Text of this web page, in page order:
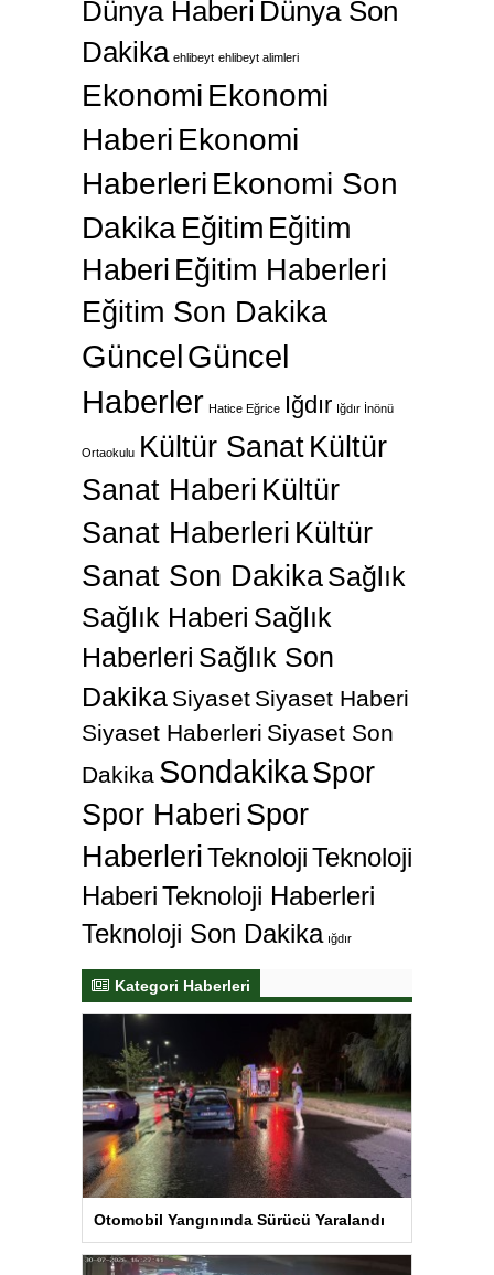
Dünya Haberi Dünya Son
Dakika ehlibeyt ehlibeyt alimleri
Ekonomi Ekonomi
Haberi Ekonomi
Haberleri Ekonomi Son
Dakika Eğitim Eğitim
Haberi Eğitim Haberleri
Eğitim Son Dakika
GüncelGüncel
Haberler Hatice Eğrice Iğdır Iğdır İnönü
Ortaokulu Kültür SanatKültür
Sanat Haberi Kültür
Sanat Haberleri Kültür
Sanat Son DakikaSağlık
Sağlık Haberi Sağlık
Haberleri Sağlık Son
Dakika Siyaset Siyaset Haberi
Siyaset Haberleri Siyaset Son
Dakika SondakikaSpor
Spor Haberi Spor
HaberleriTeknolojiTeknoloji
HaberiTeknoloji Haberleri
Teknoloji Son Dakika ığdır
Kategori Haberleri
Otomobil Yangınında Sürücü Yaralandı